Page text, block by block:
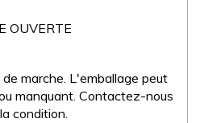
OUVERTE
marche. L'emballage peut
manquant. Contactez-nous
condition.